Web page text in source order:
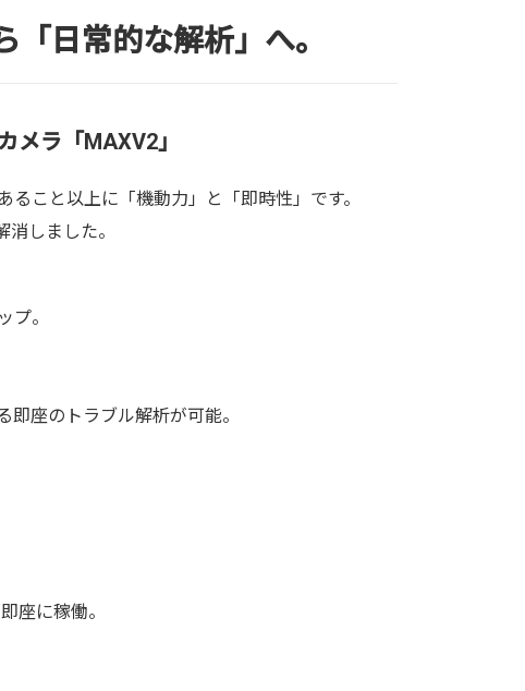
日常的な解析」へ。
メラ「MAXV2」
こと以上に「機動力」と「即時性」です。
しました。
プ。
座のトラブル解析が可能。
座に稼働。